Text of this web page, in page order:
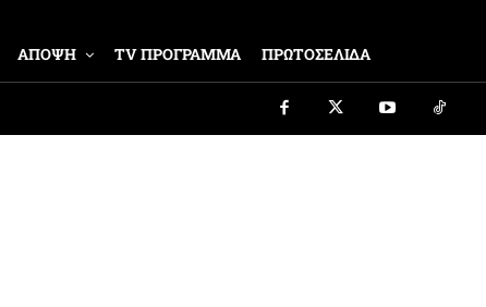
ΑΠΟΨΗ TV ΠΡΟΓΡΑΜΜΑ ΠΡΩΤΟΣΕΛΙΔΑ